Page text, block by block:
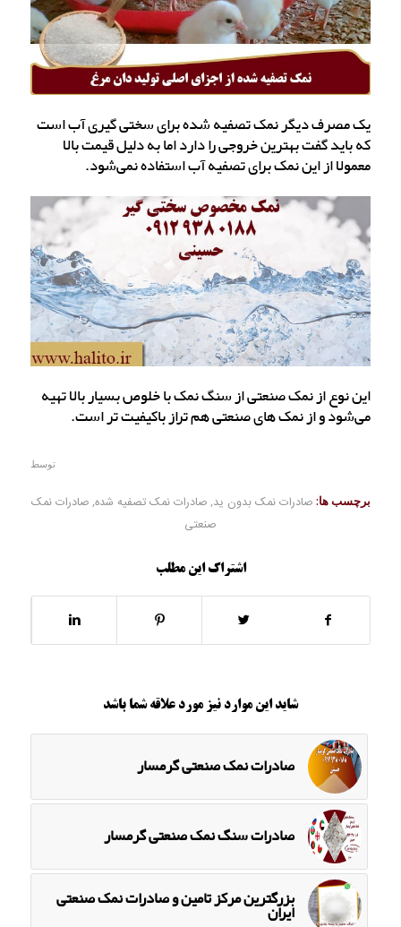
یک مصرف دیگر نمک تصفیه شده برای سختی گیری آب است
که باید گفت بهترین خروجی را دارد اما به دلیل قیمت بالا
معمولا از این نمک برای تصفیه آب استفاده نمی‌شود.
این نوع از نمک صنعتی از سنگ نمک با خلوص بسیار بالا تهیه
می‌شود و از نمک های صنعتی هم تراز باکیفیت تر است.
توسط
برچسب ها: صادرات نمک بدون ید, صادرات نمک تصفیه شده, صادرات نمک
صنعتی
اشتراک این مطلب
شاید این موارد نیز مورد علاقه شما باشد
صادرات نمک صنعتی گرمسار
صادرات سنگ نمک صنعتی گرمسار
بزرگترین مرکز تامین و صادرات نمک صنعتی
ایران